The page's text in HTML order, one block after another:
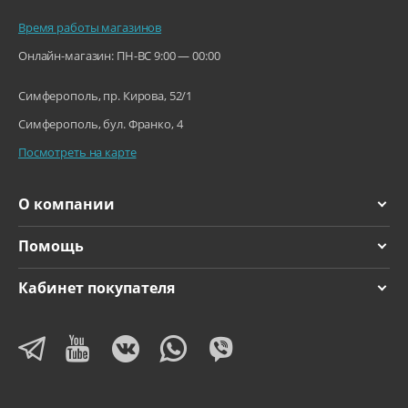
О компании
Помощь
Кабинет покупателя
Время работы магазинов
Онлайн-магазин: ПН-ВС 9:00 — 00:00
Симферополь, пр. Кирова, 52/1
Симферополь, бул. Франко, 4
Посмотреть на карте